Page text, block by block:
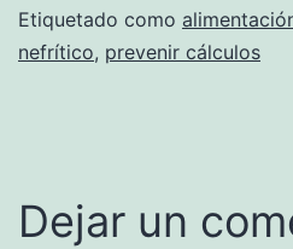
Etiquetado como
nefrítico, prevenir cálculos
Dejar un